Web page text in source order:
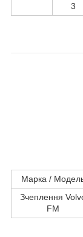
3
Марка /
Зчеплення
FM